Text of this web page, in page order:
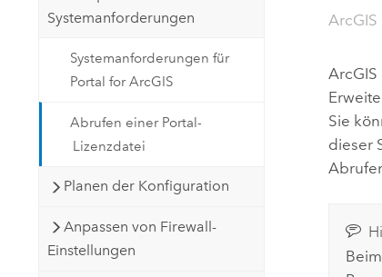
Systemanforderungen
Systemanforderungen für
Portal for ArcGIS
Abrufen einer Portal-
Lizenzdatei
Planen der Konfiguration
Anpassen von Firewall-
Einstellungen
Sie
dieser
Beim